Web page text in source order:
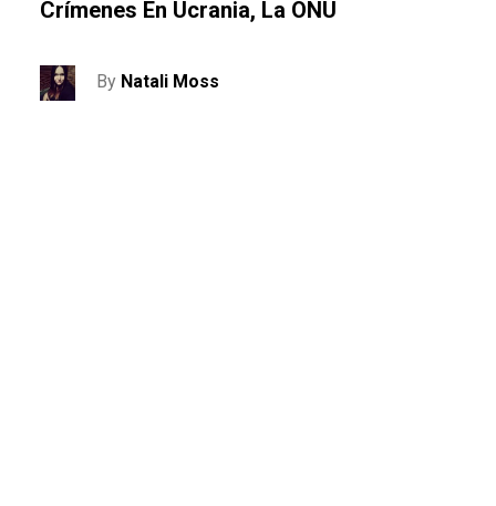
Crímenes En Ucrania, La ONU
By Natali Moss